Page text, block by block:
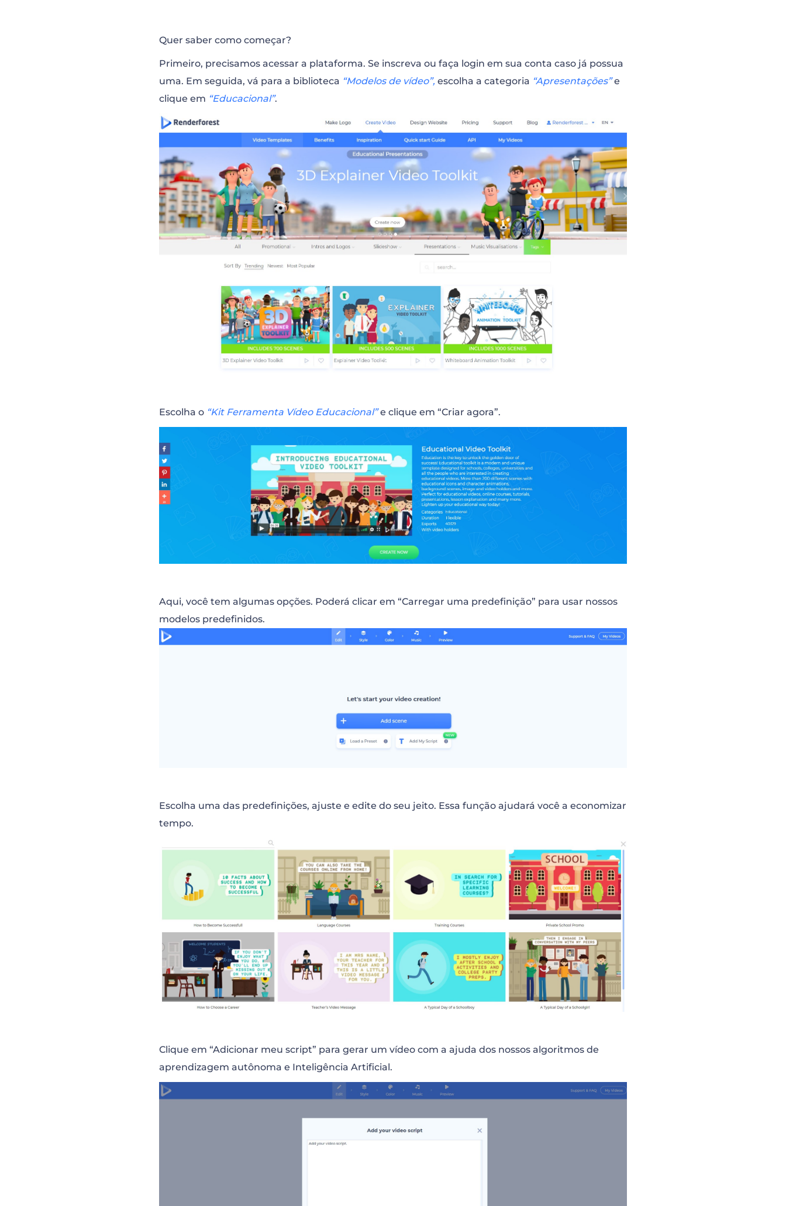
Quer saber como começar?
Primeiro, precisamos acessar a plataforma. Se inscreva ou faça login em sua conta caso já possua
uma. Em seguida, vá para a biblioteca “Modelos de vídeo”, escolha a categoria “Apresentações”e
clique em “Educacional”.
Escolha o “Kit Ferramenta Vídeo Educacional”e clique em “Criar agora”.
Aqui, você tem algumas opções. Poderá clicar em “Carregar uma predefinição” para usar nossos
modelos predefinidos.
Escolha uma das predefinições, ajuste e edite do seu jeito. Essa função ajudará você a economizar
tempo.
Clique em “Adicionar meu script” para gerar um vídeo com a ajuda dos nossos algoritmos de
aprendizagem autônoma e Inteligência Artificial.